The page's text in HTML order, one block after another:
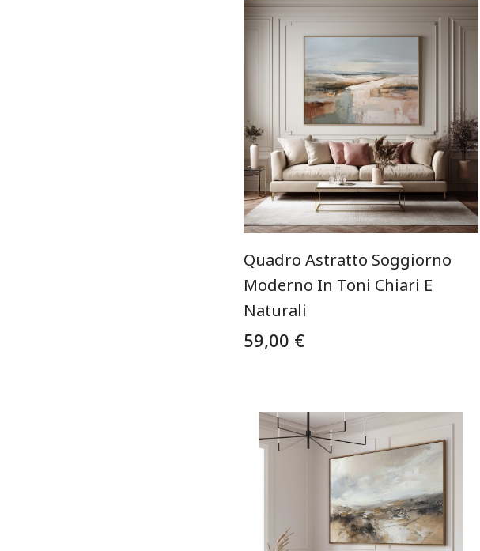
Quadro Astratto Soggiorno
Moderno In Toni Chiari E
Naturali
59,00 €